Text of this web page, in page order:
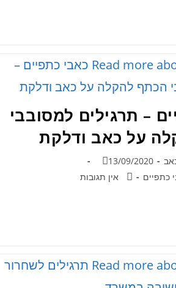
– תרגילים למסובבי
על כאב ודלקת
13/09/2020
כתפיים אין תגובות